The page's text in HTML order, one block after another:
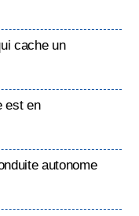
cache un
est en
autonome